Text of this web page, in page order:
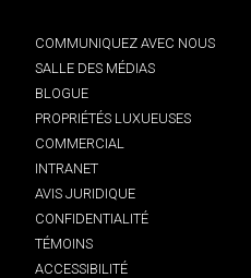
COMMUNIQUEZ AVEC NOUS
SALLE DES MÉDIAS
BLOGUE
PROPRIÉTÉS LUXUEUSES
COMMERCIAL
INTRANET
AVIS JURIDIQUE
CONFIDENTIALITÉ
TÉMOINS
ACCESSIBILITÉ